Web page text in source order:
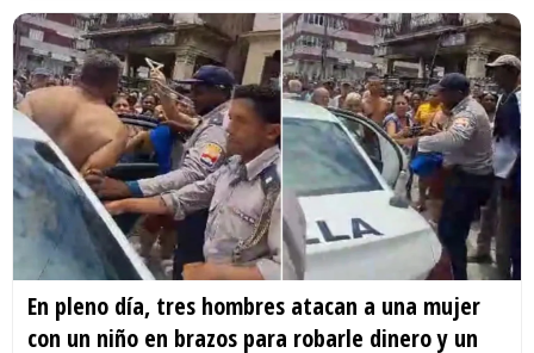
En pleno día, tres hombres atacan a una mujer
con un niño en brazos para robarle dinero y un